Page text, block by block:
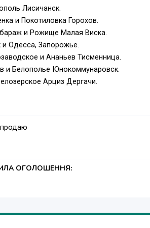
Лисичанск.
и Покотиловка Горохов.
и Рожище Малая Виска.
Одесса, Запорожье.
и Ананьев Тисменница.
и Белополье Юнокоммунаровск.
Арциз Дергачи.
Орехов Пятихатки.
Балта.
тренинги, презентации..Будем рады
ОГОЛОШЕННЯ: